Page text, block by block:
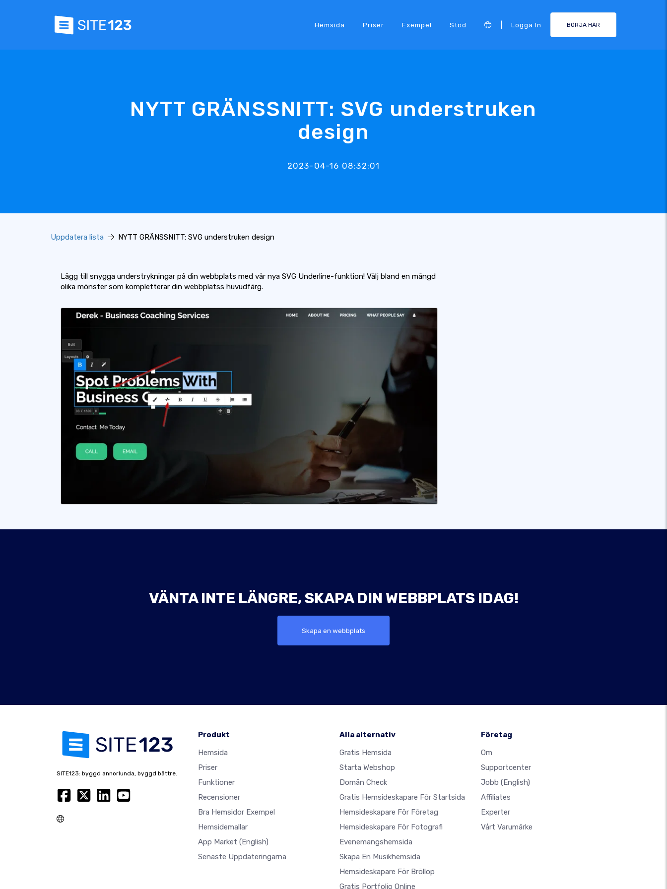
Hemsida Priser Exempel Stöd Logga In BÖRJA HÄR
NYTT GRÄNSSNITT: SVG understruken
design
2023-04-16 08:32:01
Uppdatera lista NYTT GRÄNSSNITT: SVG understruken design
Lägg till snygga understrykningar på din webbplats med vår nya SVG Underline-funktion! Välj bland en mängd
olika mönster som kompletterar din webbplatss huvudfärg.
VÄNTA INTE LÄNGRE, SKAPA DIN WEBBPLATS IDAG!
Skapa en webbplats
SITE123: byggd annorlunda, byggd bättre.
Produkt
Hemsida
Priser
Funktioner
Recensioner
Bra Hemsidor Exempel
Hemsidemallar
App Market (English)
Senaste Uppdateringarna
Alla alternativ
Gratis Hemsida
Starta Webshop
Domän Check
Gratis Hemsideskapare För Startsida
Hemsideskapare För Företag
Hemsideskapare För Fotografi
Evenemangshemsida
Skapa En Musikhemsida
Hemsideskapare För Bröllop
Gratis Portfolio Online
Företag
Om
Supportcenter
Jobb (English)
Affiliates
Experter
Vårt Varumärke